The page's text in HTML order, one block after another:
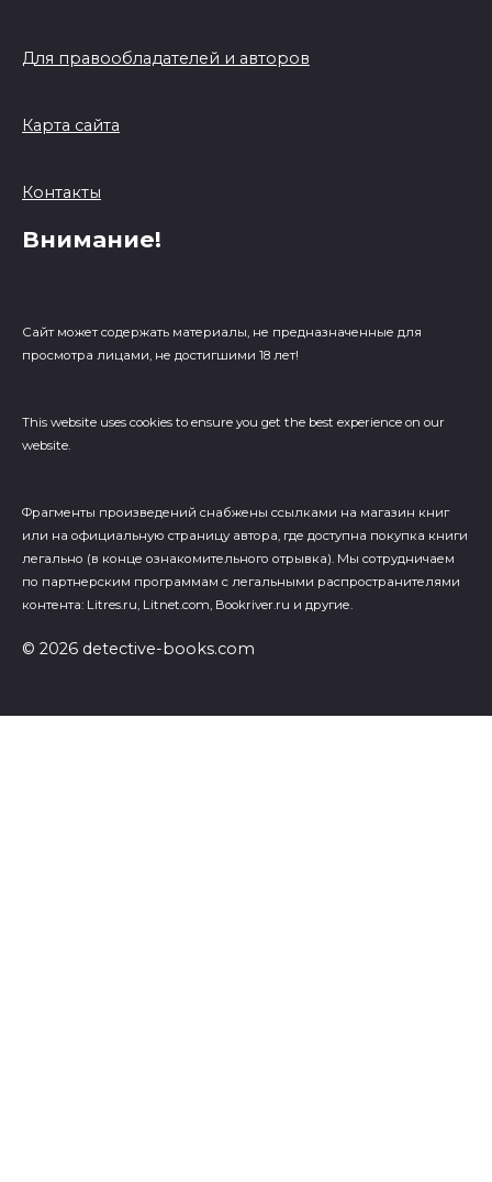
Для правообладателей и авторов
Карта сайта
Контакты
Внимание!
Сайт может содержать материалы, не предназначенные для
просмотра лицами, не достигшими 18 лет!
This website uses cookies to ensure you get the best experience on our
website.
Фрагменты произведений cнабжены ссылками на магазин книг
или на официальную страницу автора, где доступна покупка книги
легально (в конце ознакомительного отрывка). Мы сотрудничаем
по партнерским программам с легальными распространителями
контента: Litres.ru, Litnet.com, Bookriver.ru и другие.
© 2026 detective-books.com